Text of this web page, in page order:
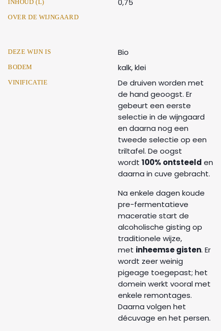
INHOUD (L)
OVER DE WIJNGAARD
DEZE WIJN IS Bio
BODEM kalk, klei
VINIFICATIE
De druiven worden met
de hand geoogst. Er
gebeurt een eerste
selectie in de wijngaard
en daarna nog een
tweede selectie op een
triltafel. De oogst
wordt 100% ontsteeld en
daarna in cuve gebracht.
Na enkele dagen koude
pre-fermentatieve
maceratie start de
alcoholische gisting op
traditionele wijze,
met inheemse gisten. Er
wordt zeer weinig
pigeage toegepast; het
domein werkt vooral met
enkele remontages.
Daarna volgen het
décuvage en het persen.